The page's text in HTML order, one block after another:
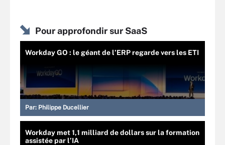
Pour approfondir sur SaaS
Workday GO : le géant de l’ERP regarde vers les ETI
Par: Philippe Ducellier
Workday met 1,1 milliard de dollars sur la formation
assistée par l’IA